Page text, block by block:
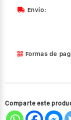
Envío:
Formas de
Comparte este